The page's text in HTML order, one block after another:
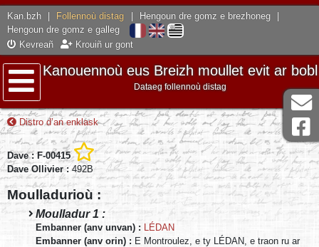
Kan.bzh Follennoù distag Hengoun dre gomz e brezhoneg
Hengoun dre gomz e galleg
Kevreañ
Krouiñ ur gont
Lañser
Kanouennoù eus Breizh moullet evit ar bobl
Dataeg follennoù distag
Distro d’an enklask
Dave : F-00415
Dave Ollivier :492B
Moulladurioù :
Moulladur 1 :
Embanner (anv unvan) : LÉDAN
Embanner (anv orin) : E Montroulez, e ty LÉDAN, e traon ru ar